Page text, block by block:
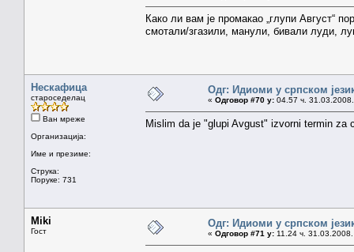
Како ли вам је промакао „глупи Август“
смотали/згазили, манули, бивали луди,
Нескафица
староседелац
Ван мреже
Организација:
Име и презиме:
Струка:
Поруке: 731
Одг: Идиоми у српском
« Одговор #70 у: 04.57 ч.
Mislim da je "glupi Avgust" izvorni termin
Miki
Гост
Одг: Идиоми у српском
« Одговор #71 у: 11.24 ч.